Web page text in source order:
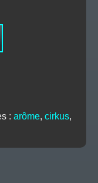
: arôme, cirkus,